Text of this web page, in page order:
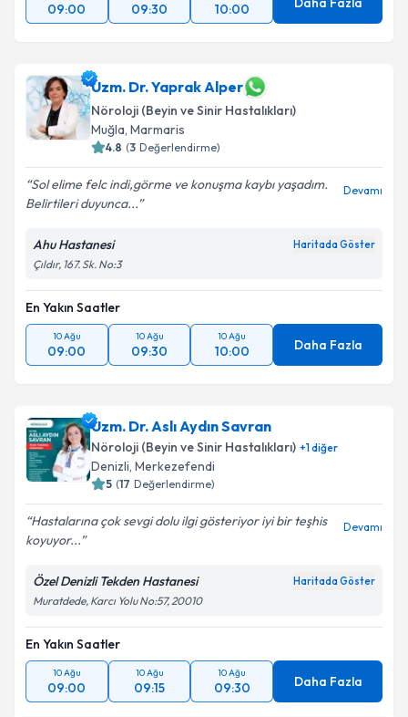
09:00 09:30 10:00
Uzm. Dr. Yaprak Alper
Nöroloji (Beyin ve Sinir Hastalıkları)
Muğla, Marmaris
4.8 (3 Değerlendirme)
Sol elime felc indi,görme ve konuşma kaybı yaşadım.
Belirtileri duyunca...
Devamı
Ahu Hastanesi Haritada Göster
Çıldır, 167. Sk. No:3
En Yakın Saatler
10 Ağu
09:00
10 Ağu
09:30
10 Ağu
10:00 Daha Fazla
Uzm. Dr. Aslı Aydın Savran
Nöroloji (Beyin ve Sinir Hastalıkları) +1diğer
Denizli, Merkezefendi
5 (17 Değerlendirme)
Hastalarına çok sevgi dolu ilgi gösteriyor iyi bir teşhis
koyuyor...
Devamı
Özel Denizli Tekden Hastanesi Haritada Göster
Muratdede, Karcı Yolu No:57, 20010
En Yakın Saatler
10 Ağu
09:00
10 Ağu
09:15
10 Ağu
09:30 Daha Fazla